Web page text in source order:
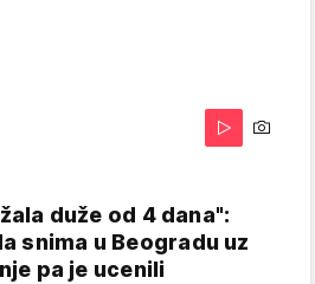
duže od 4 dana":
snima u Beogradu uz
pa je ucenili